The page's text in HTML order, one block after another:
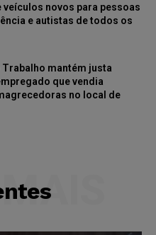
veículos novos para pessoas
e autistas de todos os
mantém justa
que vendia
no local de